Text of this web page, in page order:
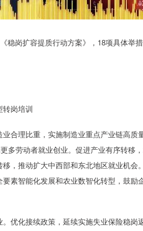
岗扩容提质行动方案》，18项具体举
岗培训
理比重，实施制造业重点产业链高质
多劳动者就业创业。促进产业有序转移
，推动扩大中西部和东北地区就业机会
素智能化发展和农业数智化转型，鼓励
化接续政策，延续实施失业保险稳岗
-0.27% 沪深300